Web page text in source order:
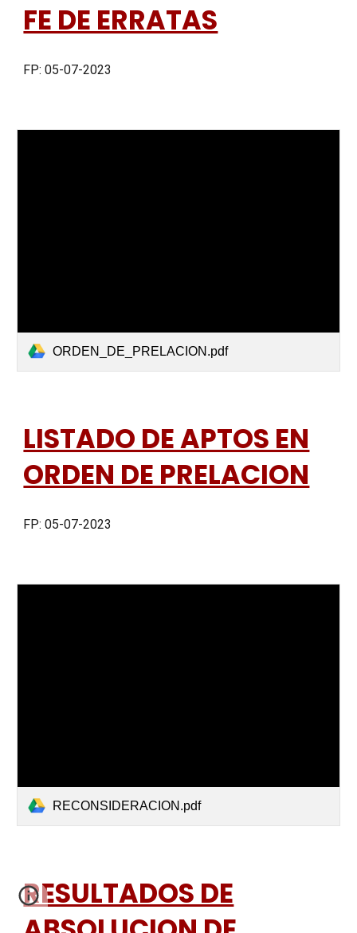
FE DE ERRATAS
FP: 05-07-2023
ORDEN_DE_PRELACION.pdf
LISTADO DE APTOS EN
ORDEN DE PRELACION
FP: 05-07-2023
RECONSIDERACION.pdf
RESULTADOS DE